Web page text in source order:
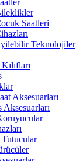
Saatleri
Teknolojiler
Aksesuarları
Aksesuarları